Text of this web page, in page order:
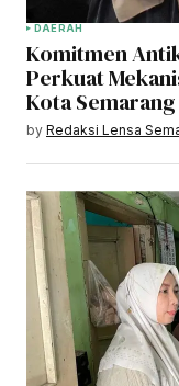
DAERAH
Komitmen
Perkuat
Kota Semarang
by Redaksi Lensa